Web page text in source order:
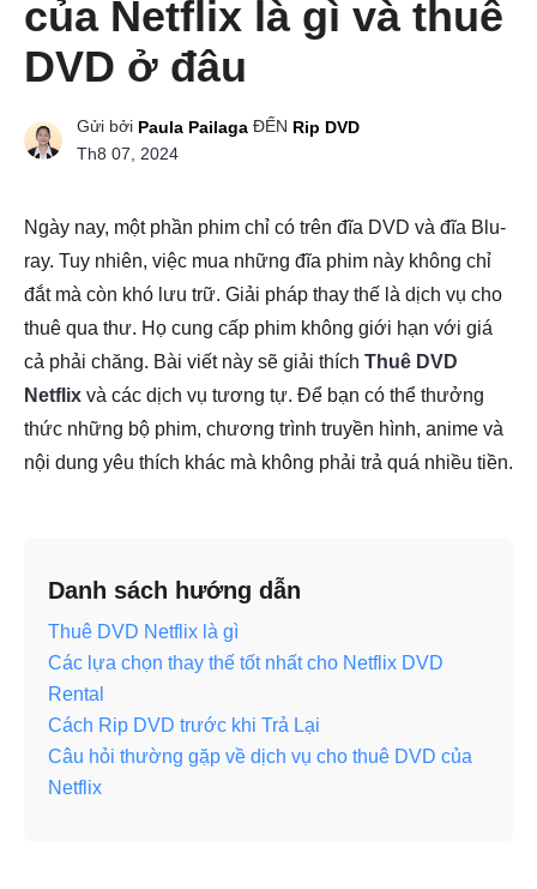
của Netflix là gì và thuê
DVD ở đâu
Gửi bởi Paula Pailaga ĐẾN Rip DVD
Th8 07, 2024
Ngày nay, một phần phim chỉ có trên đĩa DVD và đĩa Blu-
ray. Tuy nhiên, việc mua những đĩa phim này không chỉ
đắt mà còn khó lưu trữ. Giải pháp thay thế là dịch vụ cho
thuê qua thư. Họ cung cấp phim không giới hạn với giá
cả phải chăng. Bài viết này sẽ giải thích Thuê DVD
Netflix và các dịch vụ tương tự. Để bạn có thể thưởng
thức những bộ phim, chương trình truyền hình, anime và
nội dung yêu thích khác mà không phải trả quá nhiều tiền.
Danh sách hướng dẫn
Thuê DVD Netflix là gì
Các lựa chọn thay thế tốt nhất cho Netflix DVD
Rental
Cách Rip DVD trước khi Trả Lại
Câu hỏi thường gặp về dịch vụ cho thuê DVD của
Netflix